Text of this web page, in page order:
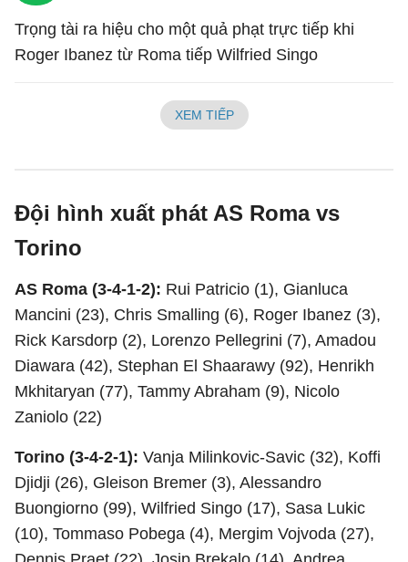
Trọng tài ra hiệu cho một quả phạt trực tiếp khi
Roger Ibanez từ Roma tiếp Wilfried Singo
XEM TIẾP
Đội hình xuất phát AS Roma vs
Torino
AS Roma (3-4-1-2): Rui Patricio (1), Gianluca
Mancini (23), Chris Smalling (6), Roger Ibanez (3),
Rick Karsdorp (2), Lorenzo Pellegrini (7), Amadou
Diawara (42), Stephan El Shaarawy (92), Henrikh
Mkhitaryan (77), Tammy Abraham (9), Nicolo
Zaniolo (22)
Torino (3-4-2-1): Vanja Milinkovic-Savic (32), Koffi
Djidji (26), Gleison Bremer (3), Alessandro
Buongiorno (99), Wilfried Singo (17), Sasa Lukic
(10), Tommaso Pobega (4), Mergim Vojvoda (27),